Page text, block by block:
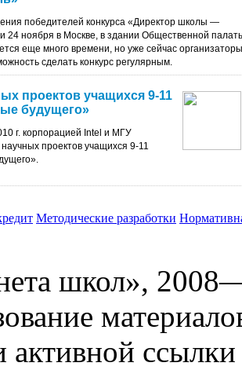
победителей конкурса «Директор школы —
24 ноября в Москве, в здании Общественной
еще много времени, но уже сейчас организаторы
сделать конкурс регулярным.
проектов учащихся 9-11
будущего»
г. корпорацией Intel и МГУ
проектов учащихся 9-11
Методические разработки
школ»,
активной